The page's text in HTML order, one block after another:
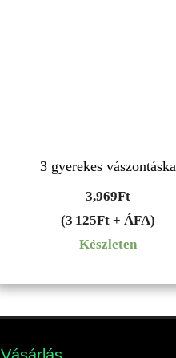
3 gyerekes vászontáska
3,969Ft
(3 125Ft + ÁFA)
Készleten